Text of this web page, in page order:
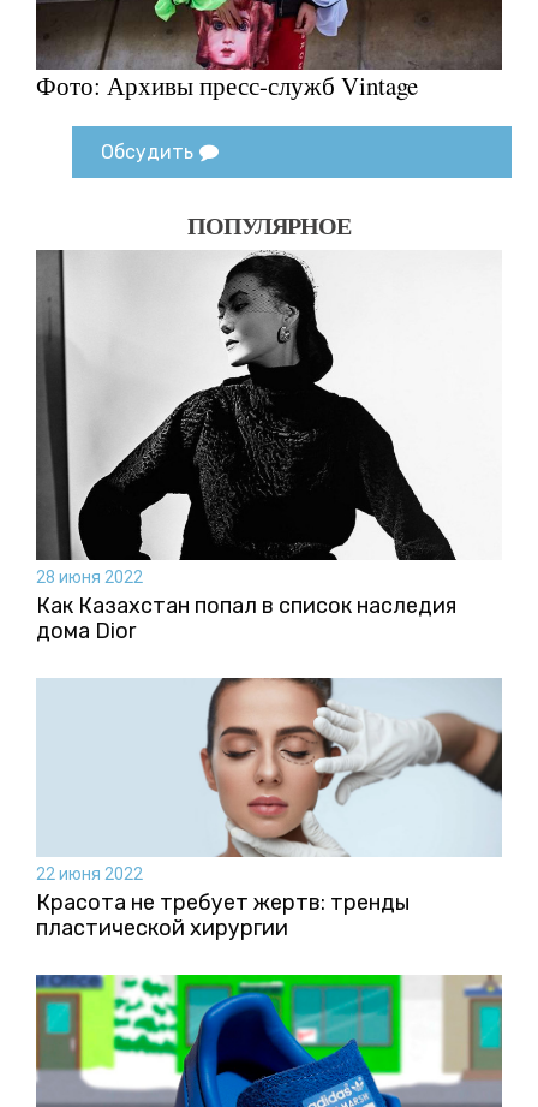
Фото: Архивы пресс-служб Vintage
Обсудить
ПОПУЛЯРНОЕ
28 июня 2022
Как Казахстан попал в список наследия
дома Dior
22 июня 2022
Красота не требует жертв: тренды
пластической хирургии